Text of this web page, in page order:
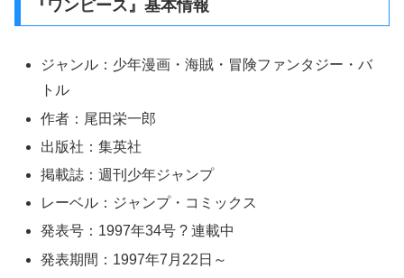
『ワンピース』基本情報
ジャンル：少年漫画・海賊・冒険ファンタジー・バ
トル
作者：尾田栄一郎
出版社：集英社
掲載誌：週刊少年ジャンプ
レーベル：ジャンプ・コミックス
発表号：1997年34号 ? 連載中
発表期間：1997年7月22日～